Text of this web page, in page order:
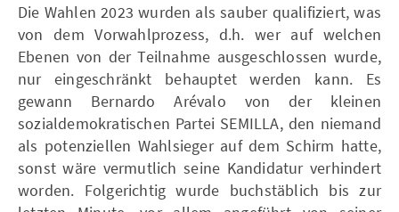
Die Wahlen 2023 wurden als sauber qualifiziert, was
von dem Vorwahlprozess, d.h. wer auf welchen
Ebenen von der Teilnahme ausgeschlossen wurde,
nur eingeschränkt behauptet werden kann. Es
gewann Bernardo Arévalo von der kleinen
sozialdemokratischen Partei SEMILLA, den niemand
als potenziellen Wahlsieger auf dem Schirm hatte,
sonst wäre vermutlich seine Kandidatur verhindert
worden. Folgerichtig wurde buchstäblich bis zur